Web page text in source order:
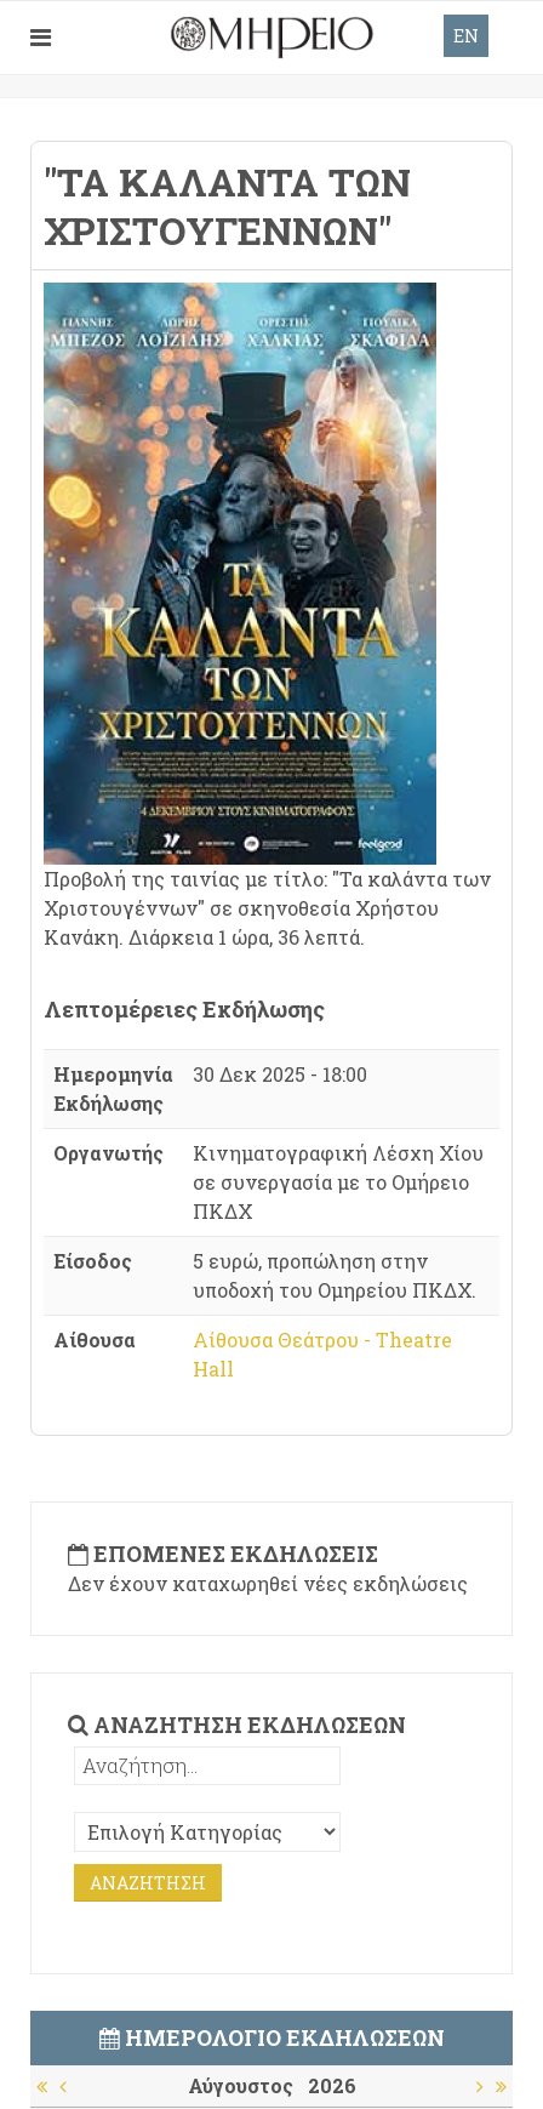
EN
"ΤΑ ΚΆΛΑΝΤΑ ΤΩΝ
ΧΡΙΣΤΟΥΓΈΝΝΩΝ"
Προβολή της ταινίας με τίτλο: "Τα καλάντα των
Χριστουγέννων" σε σκηνοθεσία Χρήστου
Κανάκη. Διάρκεια 1 ώρα, 36 λεπτά.
Λεπτομέρειες Εκδήλωσης
Ημερομηνία
Εκδήλωσης
30 Δεκ 2025 - 18:00
Οργανωτής
Κινηματογραφική Λέσχη Χίου
σε συνεργασία με το Ομήρειο
ΠΚΔΧ
Είσοδος
5 ευρώ, προπώληση στην
υποδοχή του Ομηρείου ΠΚΔΧ.
Αίθουσα
Αίθουσα Θεάτρου - Theatre
Hall
ΕΠΌΜΕΝΕΣ ΕΚΔΗΛΏΣΕΙΣ
Δεν έχουν καταχωρηθεί νέες εκδηλώσεις
ΑΝΑΖΉΤΗΣΗ ΕΚΔΗΛΏΣΕΩΝ
ΗΜΕΡΟΛΌΓΙΟ ΕΚΔΗΛΏΣΕΩΝ
Αύγουστος 2026